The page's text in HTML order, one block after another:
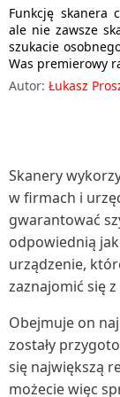
Myjki wodne (6)
Nawilżacze
Nożyce do
Osuszacze
Parownice do
Piece do pizzy
Rozdrabniacze
Stacje meteo
Suszarki do
Szampony do
Roboty
Sokowirówki (3)
Spieniacze do
Wagi
Wyciskarki do
Wyciskarki
Wypiekacze
Rakiety
Rowery (9)
Kaski
Opony
Siodełka
Torby i
Rowerki
Wędki (1)
Wioślarze (1)
Skanery (1)
Tablice
Funkcję skanera
ale nie zawsze
szukacie
Was premierowy
Autor: Łukasz
Skanery
w firmach i
gwarantować
odpowiednią
urządzenie,
zaznajomić się
Obejmuje on
zostały
się największą
możecie więc